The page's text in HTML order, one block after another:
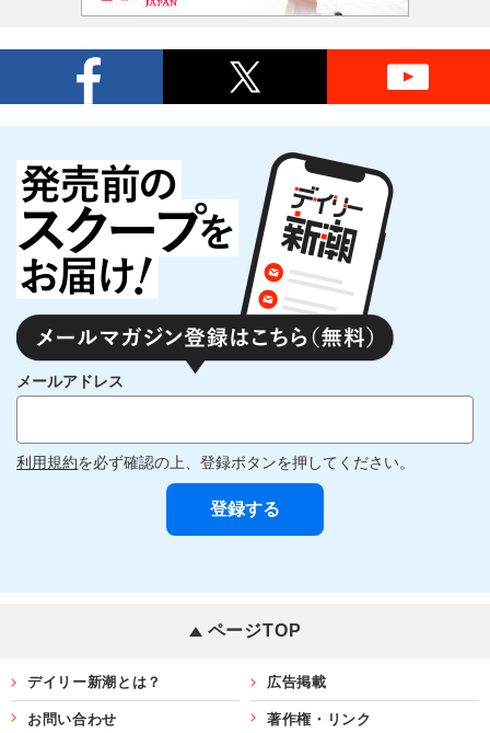
メールアドレス
利用規約を必ず確認の上、登録ボタンを押してください。
ページTOP
デイリー新潮とは？ 広告掲載
お問い合わせ 著作権・リンク